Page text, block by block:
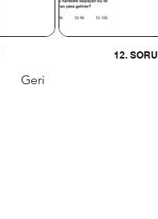
Geri
12. SORU